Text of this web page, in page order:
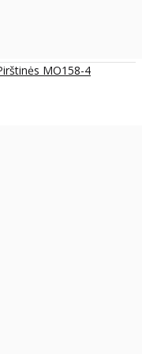
MO158-4